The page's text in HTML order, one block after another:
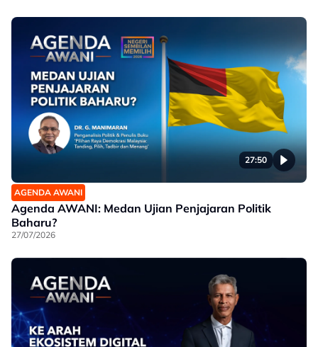
27:50
AGENDA AWANI
Agenda AWANI: Medan Ujian Penjajaran Politik
Baharu?
27/07/2026